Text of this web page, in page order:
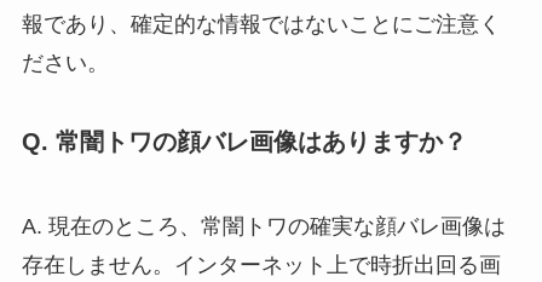
報であり、確定的な情報ではないことにご注意く
ださい。
Q. 常闇トワの顔バレ画像はありますか？
A. 現在のところ、常闇トワの確実な顔バレ画像は
存在しません。インターネット上で時折出回る画